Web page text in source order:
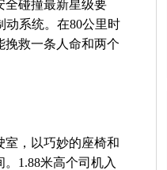
全碰撞最新星级要
动系统。在80公里时
挽救一条人命和两个
室，以巧妙的座椅和
1.88米高个司机入